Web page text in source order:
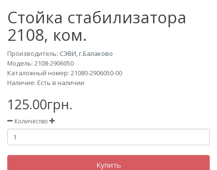
Стойка стабилизатора
2108, ком.
Производитель: СЭВИ, г.Балаково
Модель: 2108-2906050
Каталожный номер: 21080-2906050-00
Наличие: Есть в наличии
125.00грн.
Количество
Купить